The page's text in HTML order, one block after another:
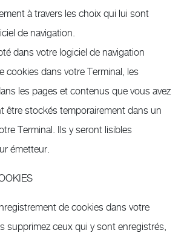
à travers les choix qui lui sont
de navigation.
dans votre logiciel de navigation
cookies dans votre Terminal, les
les pages et contenus que vous avez
être stockés temporairement dans un
Terminal. Ils y seront lisibles
émetteur.
de cookies dans votre
supprimez ceux qui y sont enregistrés,